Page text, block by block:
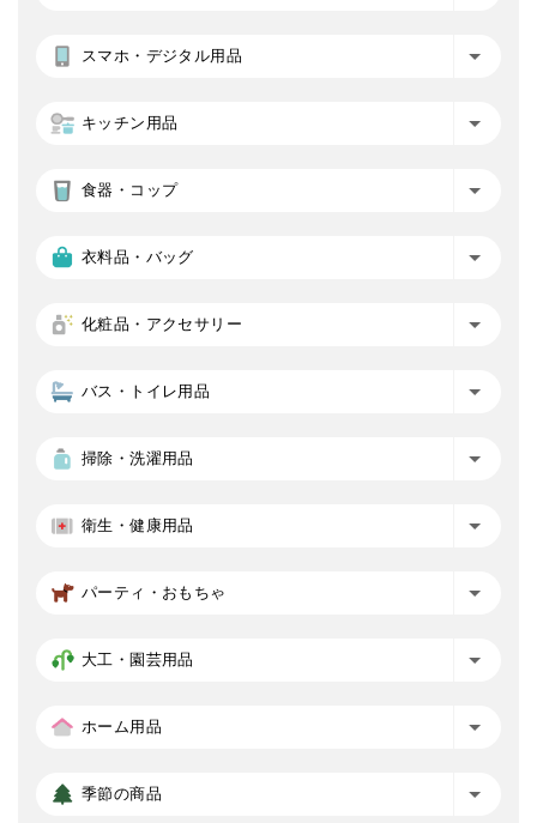
スマホ・デジタル用品
キッチン用品
食器・コップ
衣料品・バッグ
化粧品・アクセサリー
バス・トイレ用品
掃除・洗濯用品
衛生・健康用品
パーティ・おもちゃ
大工・園芸用品
ホーム用品
季節の商品